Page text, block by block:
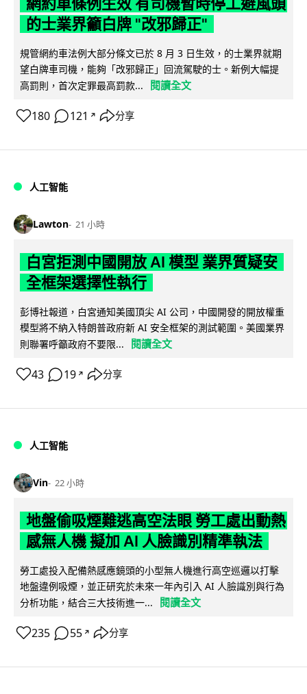
的士業界籲白牌 "改邪歸正"
規管網約車法例大部分條文已於 8 月 3 日生效，的士業界就期
望白牌車司機，能夠「改邪歸正」回流駕駛的士。新例大幅提
高罰則，首次定罪最高罰款...
閱讀全文
180 121 ↗ 分享
人工智能
Lawton 21 小時
白宮拒測中國開放 AI 模型 業界質疑安
全框架選擇性執行
彭博社報道，白宮通知美國頂尖 AI 公司，中國開發的開放權重
模型將不納入特朗普政府新 AI 安全框架的測試範圍。美國業界
則聯署呼籲政府不要限...
閱讀全文
43 19 ↗ 分享
人工智能
Vin 22 小時
地盤偷吸煙難逃高空法眼 勞工處出動熱
感無人機 擬加 AI 人臉識別精準執法
勞工處投入配備熱感應鏡頭的小型無人機進行高空巡邏以打擊
地盤違例吸煙，並正研究於未來一年內引入 AI 人臉識別與行為
分析功能，結合三大技術進一...
閱讀全文
235 55 ↗ 分享